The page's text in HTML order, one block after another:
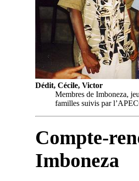
Dédit, Cécile, Victor
Membres de Imboneza,
familles suivis par
Compte-
Imboneza